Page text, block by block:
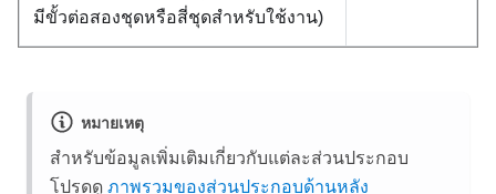
มีขั้วต่อสองชุดหรือสี่ชุดสำหรับใช้งาน)
หมายเหตุ
สำหรับข้อมูลเพิ่มเติมเกี่ยวกับแต่ละส่วนประกอบ
โปรดดู ภาพรวมของส่วนประกอบด้านหลัง